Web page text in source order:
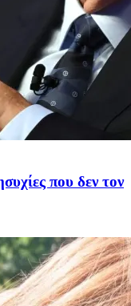
που δεν τον